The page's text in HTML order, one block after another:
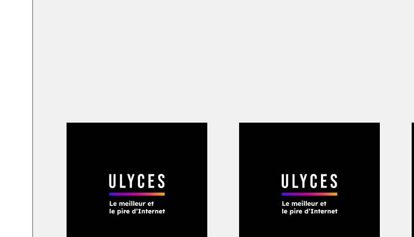
les discours plus ou moins alarmistes
organes vivants et robotiques. Tout un
interfaces cerveau-machine. Des
retrouvé la faculté de se mouvoir et l’on